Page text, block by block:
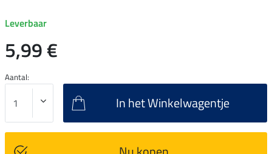
Leverbaar
5,99 €
Aantal:
In het Winkelwagentje